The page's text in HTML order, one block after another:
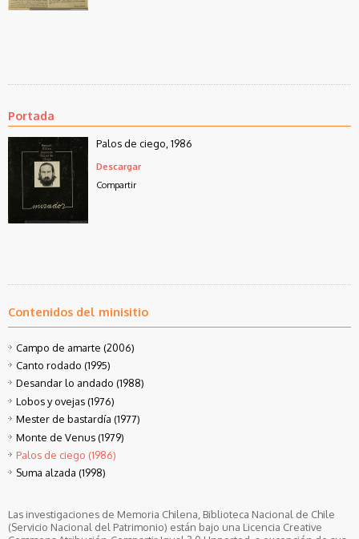
Portada
Palos de ciego, 1986
Descargar
Compartir
Contenidos del minisitio
Campo de amarte (2006)
Canto rodado (1995)
Desandar lo andado (1988)
Lobos y ovejas (1976)
Mester de bastardía (1977)
Monte de Venus (1979)
Palos de ciego (1986)
Suma alzada (1998)
Las investigaciones de Memoria Chilena, Biblioteca Nacional de Chile
(Servicio Nacional del Patrimonio) están bajo una Licencia Creative